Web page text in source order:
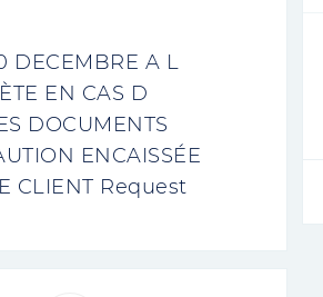
DECEMBRE A L
EN CAS D
DOCUMENTS
ENCAISSÉE
CLIENT Request